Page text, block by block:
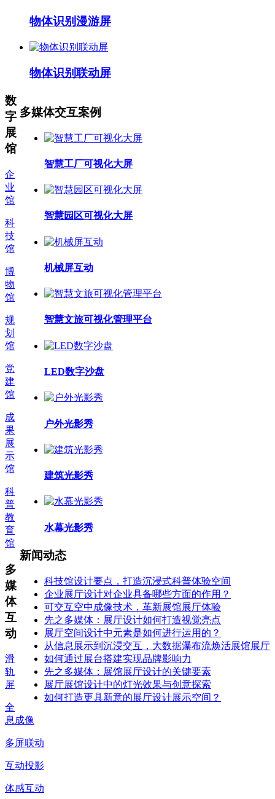
物体识别漫游屏
物体识别联动屏
多媒体交互案例
智慧工厂可视化大屏
智慧园区可视化大屏
机械屏互动
智慧文旅可视化管理平台
LED数字沙盘
户外光影秀
建筑光影秀
水幕光影秀
新闻动态
科技馆设计要点，打造沉浸式科普体验空间
企业展厅设计对企业具备哪些方面的作用？
可交互空中成像技术，革新展馆展厅体验
先之多媒体：展厅设计如何打造视觉亮点
展厅空间设计中元素是如何进行运用的？
从信息展示到沉浸交互，大数据瀑布流焕活展馆展厅
如何通过展台搭建实现品牌影响力
先之多媒体：展馆展厅设计的关键要素
展厅展馆设计中的灯光效果与创意探索
如何打造更具新意的展厅设计展示空间？
数
字
展
馆
企
业
馆
科
技
馆
博
物
馆
规
划
馆
党
建
馆
成
果
展
示
馆
科
普
教
育
馆
多
媒
体
互
动
滑
轨
屏
全
息成像
多屏联动
互动投影
体感互动